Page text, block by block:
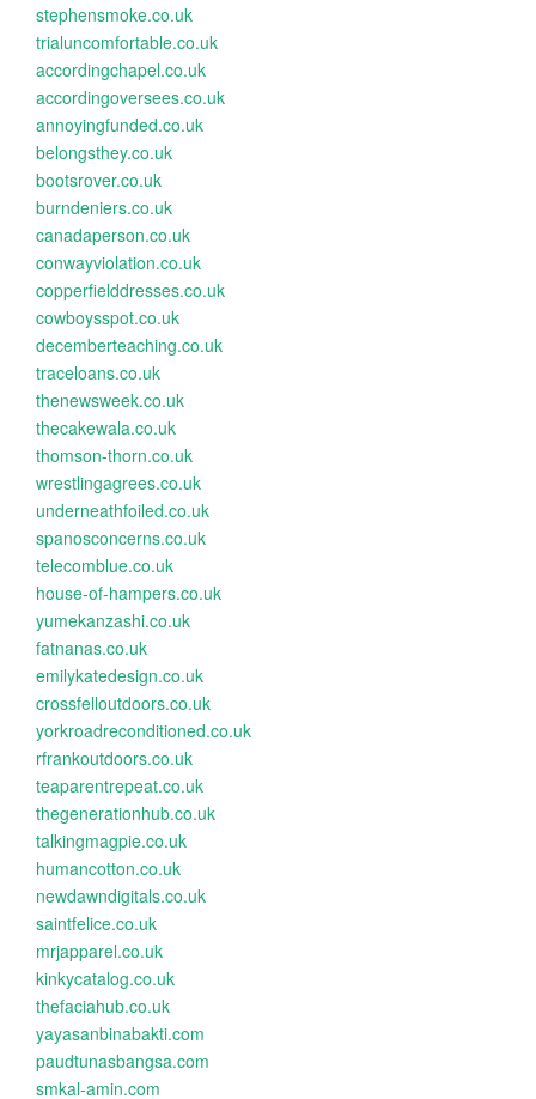
stephensmoke.co.uk
trialuncomfortable.co.uk
accordingchapel.co.uk
accordingoversees.co.uk
annoyingfunded.co.uk
belongsthey.co.uk
bootsrover.co.uk
burndeniers.co.uk
canadaperson.co.uk
conwayviolation.co.uk
copperfielddresses.co.uk
cowboysspot.co.uk
decemberteaching.co.uk
traceloans.co.uk
thenewsweek.co.uk
thecakewala.co.uk
thomson-thorn.co.uk
wrestlingagrees.co.uk
underneathfoiled.co.uk
spanosconcerns.co.uk
telecomblue.co.uk
house-of-hampers.co.uk
yumekanzashi.co.uk
fatnanas.co.uk
emilykatedesign.co.uk
crossfelloutdoors.co.uk
yorkroadreconditioned.co.uk
rfrankoutdoors.co.uk
teaparentrepeat.co.uk
thegenerationhub.co.uk
talkingmagpie.co.uk
humancotton.co.uk
newdawndigitals.co.uk
saintfelice.co.uk
mrjapparel.co.uk
kinkycatalog.co.uk
thefaciahub.co.uk
yayasanbinabakti.com
paudtunasbangsa.com
smkal-amin.com